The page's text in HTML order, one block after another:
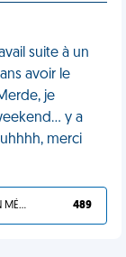
suite à un
avoir le
je
y a
merci
TU L'AS BIEN MÉRITÉ 489